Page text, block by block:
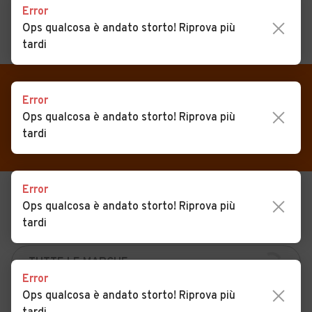
CERCA
Auto usate
Noleggio a lungo termine
Moto
Camper
VENDI
MAGAZINE
ACCEDI
Auto usate in vendita San
USATO
NUOVO
KM 0
Error
Ops qualcosa è andato storto! Riprova più
tardi
Error
Ops qualcosa è andato storto! Riprova più
tardi
Error
Ops qualcosa è andato storto! Riprova più
tardi
Error
Ops qualcosa è andato storto! Riprova più